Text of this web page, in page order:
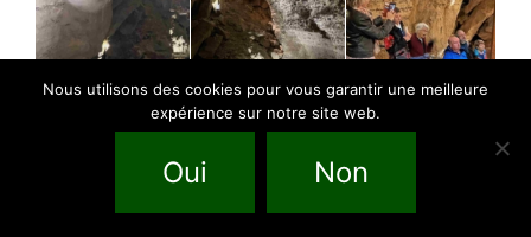
Nous utilisons des cookies pour vous garantir une meilleure
expérience sur notre site web.
Oui Non